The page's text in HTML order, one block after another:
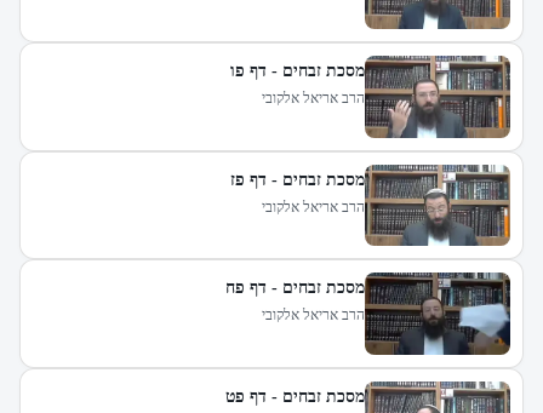
מסכת זבחים - דף פו
הרב אריאל אלקובי
מסכת זבחים - דף פז
הרב אריאל אלקובי
מסכת זבחים - דף פח
הרב אריאל אלקובי
מסכת זבחים - דף פט